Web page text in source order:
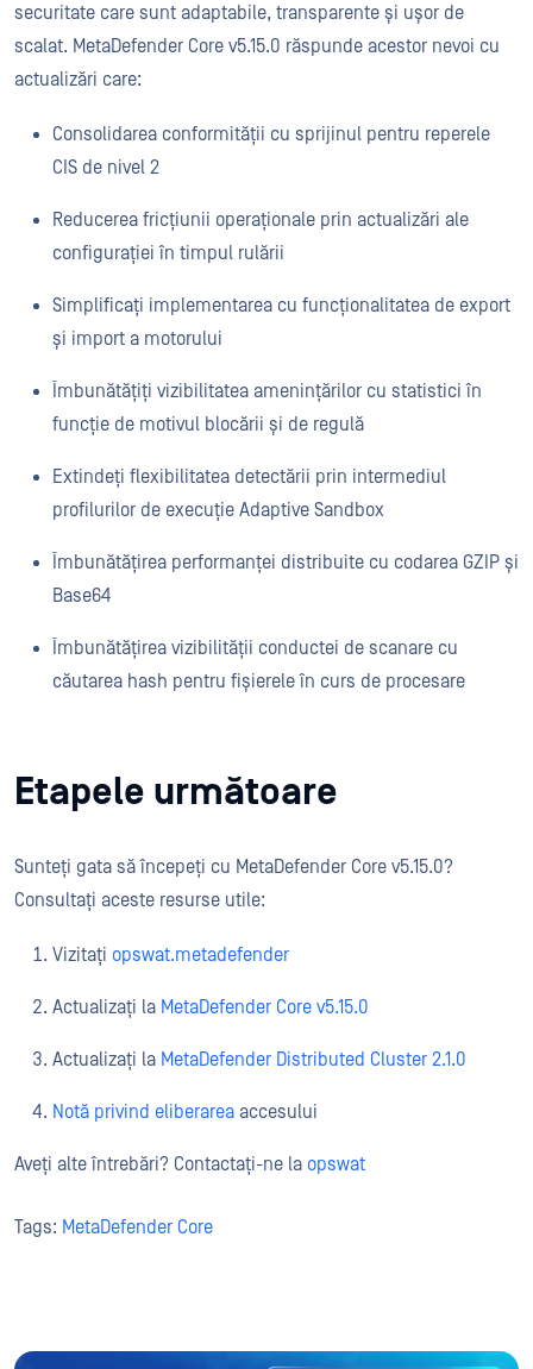
securitate care sunt adaptabile, transparente și ușor de
scalat. MetaDefender Core v5.15.0 răspunde acestor nevoi cu
actualizări care:
Consolidarea conformității cu sprijinul pentru reperele
CIS de nivel 2
Reducerea fricțiunii operaționale prin actualizări ale
configurației în timpul rulării
Simplificați implementarea cu funcționalitatea de export
și import a motorului
Îmbunătățiți vizibilitatea amenințărilor cu statistici în
funcție de motivul blocării și de regulă
Extindeți flexibilitatea detectării prin intermediul
profilurilor de execuție Adaptive Sandbox
Îmbunătățirea performanței distribuite cu codarea GZIP și
Base64
Îmbunătățirea vizibilității conductei de scanare cu
căutarea hash pentru fișierele în curs de procesare
Etapele următoare
Sunteți gata să începeți cu MetaDefender Core v5.15.0?
Consultați aceste resurse utile:
Vizitați opswat.metadefender
Actualizați la MetaDefender Core v5.15.0
Actualizați la MetaDefender Distributed Cluster 2.1.0
Notă privind eliberarea accesului
Aveți alte întrebări? Contactați-ne la opswat
Tags: MetaDefender Core